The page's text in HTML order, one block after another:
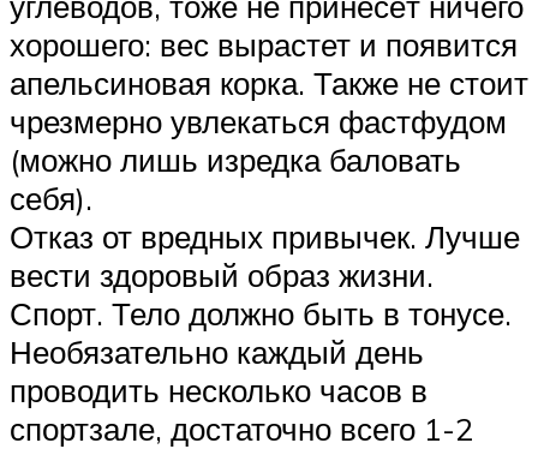
хорошего: вес вырастет и появится
апельсиновая корка. Также не стоит
чрезмерно увлекаться фастфудом
(можно лишь изредка баловать
себя).
Отказ от вредных привычек. Лучше
вести здоровый образ жизни.
Спорт. Тело должно быть в тонусе.
Необязательно каждый день
проводить несколько часов в
спортзале, достаточно всего 1-2